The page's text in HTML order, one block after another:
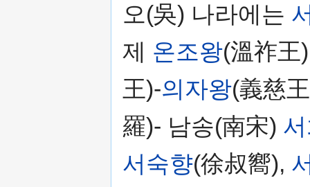
오(吳) 나라에는
제 온조왕(溫祚王)
王)-의자왕(義慈
羅)- 남송(南宋)
서숙향(徐叔嚮),